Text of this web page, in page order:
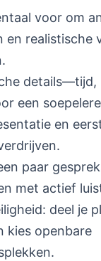
voor om
en realistische
details—tijd,
een
en
paar
met actief
deel je
kies openbare